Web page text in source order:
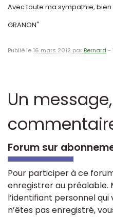
Avec toute ma sympathie,
GRANON"
Publié le 16 mars 2012 par Bernard -
Un
Forum sur
Pour participer à ce
enregistrer au préalable.
l’identifiant personnel qui
n’êtes pas enregistré,